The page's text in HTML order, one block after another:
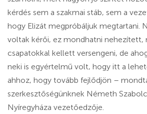
kérdés sem a szakmai stáb, sem a
hogy Elizát megpróbáljuk megtartani.
voltak kérői, ez mondhatni nehezített,
csapatokkal kellett versengeni, de
neki is egyértelmű volt, hogy itt a
ahhoz, hogy tovább fejlődjön –
szerkesztőségünknek Németh
Nyíregyháza vezetőedzője.